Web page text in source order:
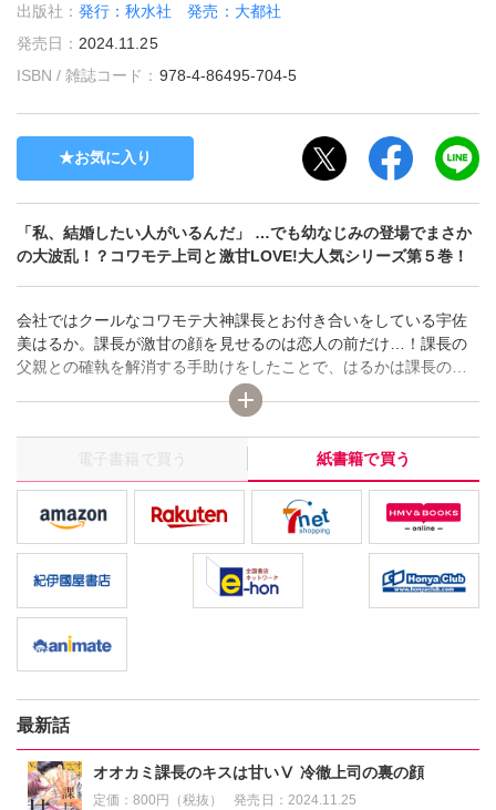
出版社：発行：秋水社 発売：大都社
発売日： 2024.11.25
ISBN / 雑誌コード： 978-4-86495-704-5
お気に入り
「私、結婚したい人がいるんだ」 …でも幼なじみの登場でまさか
の大波乱！？コワモテ上司と激甘LOVE!大人気シリーズ第５巻！
会社ではクールなコワモテ大神課長とお付き合いをしている宇佐
美はるか。課長が激甘の顔を見せるのは恋人の前だけ…！課長の
父親との確執を解消する手助けをしたことで、はるかは課長の父
公認の仲に。「ご両親にごあいさつをしたい」 課長から、はるか
の実家に一緒に行きたいと告げられて──。結婚を前提にふたりの
関係がさらに深まっていくなか…、「なにをやっとるんだ！」 と
はるか父の電話。幼なじみの航太によってまさかの事態に追い込
まれ…!?
電子書籍で買う 紙書籍で買う
最新話
オオカミ課長のキスは甘いⅤ 冷徹上司の裏の顔
定価：800円（税抜） 発売日： 2024.11.25